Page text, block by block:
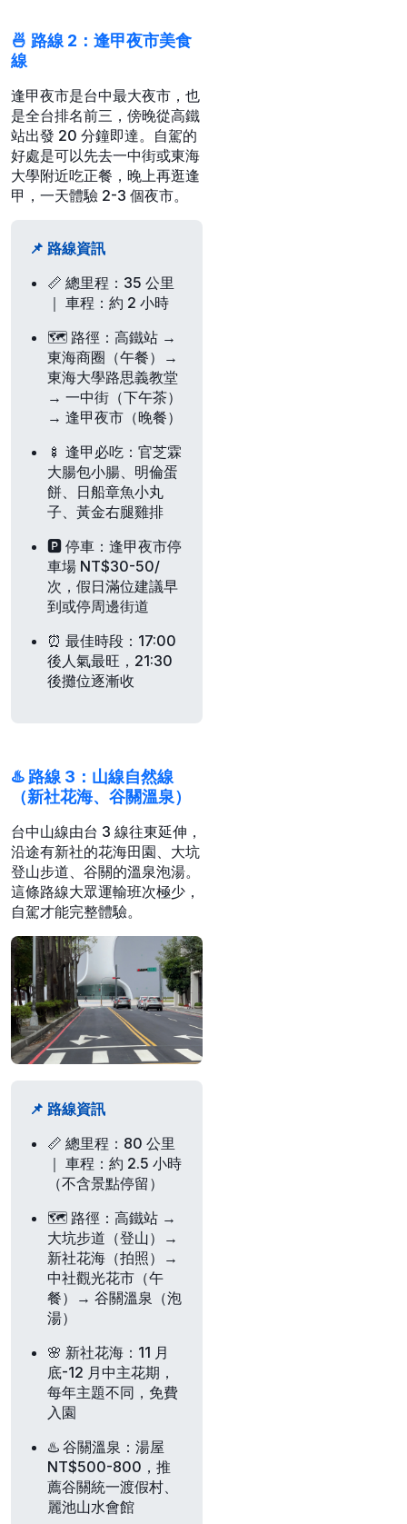
🍜 路線 2：逢甲夜市美食
線
逢甲夜市是台中最大夜市，也
是全台排名前三，傍晚從高鐵
站出發 20 分鐘即達。自駕的
好處是可以先去一中街或東海
大學附近吃正餐，晚上再逛逢
甲，一天體驗 2-3 個夜市。
📌 路線資訊
📏 總里程 ：35 公里
｜ 車程 ：約 2 小時
🗺️ 路徑 ：高鐵站 →
東海商圈（午餐）→
東海大學路思義教堂
→ 一中街（下午茶）
→ 逢甲夜市（晚餐）
🍢 逢甲必吃 ：官芝霖
大腸包小腸、明倫蛋
餅、日船章魚小丸
子、黃金右腿雞排
🅿️ 停車 ：逢甲夜市停
車場 NT$30-50/
次，假日滿位建議早
到或停周邊街道
⏰ 最佳時段 ：17:00
後人氣最旺，21:30
後攤位逐漸收
♨️ 路線 3：山線自然線
（新社花海、谷關溫泉）
台中山線由台 3 線往東延伸，
沿途有新社的花海田園、大坑
登山步道、谷關的溫泉泡湯。
這條路線大眾運輸班次極少，
自駕才能完整體驗。
📌 路線資訊
📏 總里程 ：80 公里
｜ 車程 ：約 2.5 小時
（不含景點停留）
🗺️ 路徑 ：高鐵站 →
大坑步道（登山）→
新社花海（拍照）→
中社觀光花市（午
餐）→ 谷關溫泉（泡
湯）
🌸 新社花海 ：11 月
底-12 月中主花期，
每年主題不同，免費
入園
♨️ 谷關溫泉 ：湯屋
NT$500-800，推
薦谷關統一渡假村、
麗池山水會館